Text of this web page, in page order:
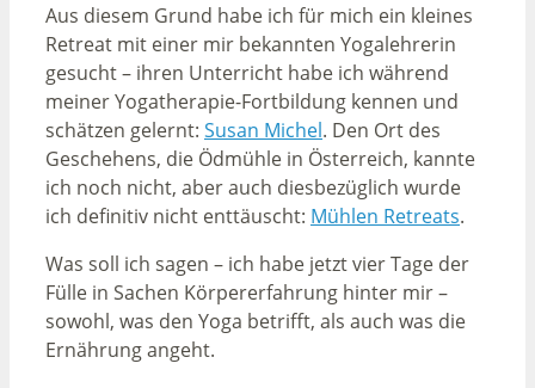
Aus diesem Grund habe ich für mich ein kleines
Retreat mit einer mir bekannten Yogalehrerin
gesucht – ihren Unterricht habe ich während
meiner Yogatherapie-Fortbildung kennen und
schätzen gelernt: Susan Michel. Den Ort des
Geschehens, die Ödmühle in Österreich, kannte
ich noch nicht, aber auch diesbezüglich wurde
ich definitiv nicht enttäuscht: Mühlen Retreats.
Was soll ich sagen – ich habe jetzt vier Tage der
Fülle in Sachen Körpererfahrung hinter mir –
sowohl, was den Yoga betrifft, als auch was die
Ernährung angeht.